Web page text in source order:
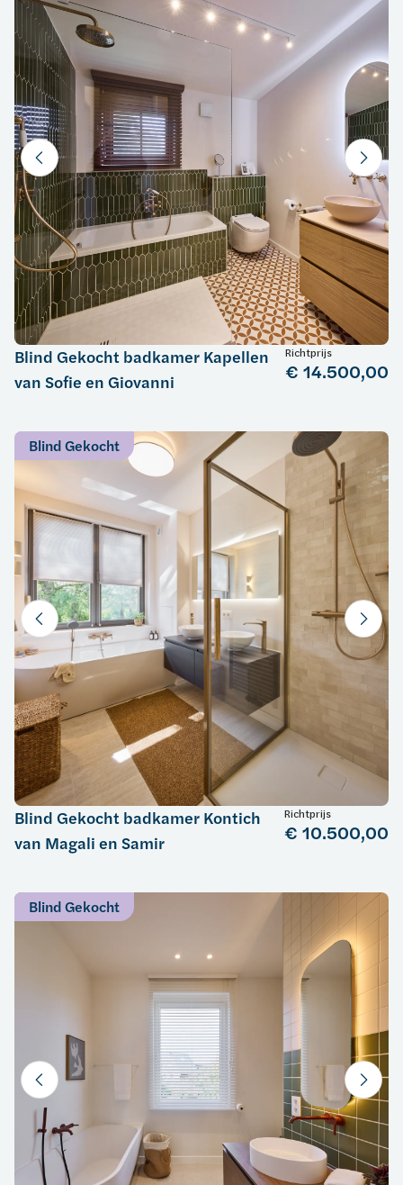
Blind Gekocht badkamer Kapellen
van Sofie en Giovanni
Richtprijs
€ 14.500,00
Blind Gekocht
Blind Gekocht badkamer Kontich
van Magali en Samir
Richtprijs
€ 10.500,00
Blind Gekocht